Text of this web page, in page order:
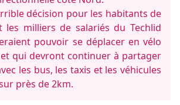
décision pour les habitants de
les milliers de salariés du Techlid
pouvoir se déplacer en vélo
qui devront continuer à partager
les bus, les taxis et les véhicules
près de 2km.